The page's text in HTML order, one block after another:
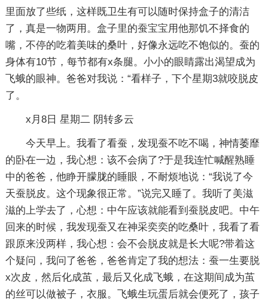
里面放了些纸，这样既卫生有可以随时保持盒子的清洁
了，真是一物两用。盒子里的蚕宝宝用他那饥不择食的
嘴，不停的吃着美味的桑叶，好像永远吃不饱似的。蚕的
身体有10节，每节都有x条腿。小小的眼睛露出渴望成为
飞蛾的眼神。爸爸对我说：“看样子，下个星期3就咬脱皮
了。
x月8日 星期二 阴转多云
今天早上。我看了看蚕，发现蚕不吃不喝，神情萎靡
的卧在一边，我心想：该不会病了?于是我连忙喊醒熟睡
中的爸爸，他睁开朦胧的睡眼，不耐烦地说：“我说了今
天蚕脱皮。这个现象很正常。”说完又睡了。我听了美滋
滋的上学去了，心想：中午应该就能看到蚕脱皮吧。中午
回来的时候，我发现蚕又在神采奕奕的吃桑叶，我看了看
跟原来没两样，我心想：会不会脱皮就是长大呢?带着这
个疑问，我问了爸爸，爸爸肯定了我的想法：蚕一生要脱
x次皮，然后化成茧，最后又化成飞蛾，在这期间成为茧
的丝可以做被子，衣服。飞蛾生玩蛋后就会便死了，孩子